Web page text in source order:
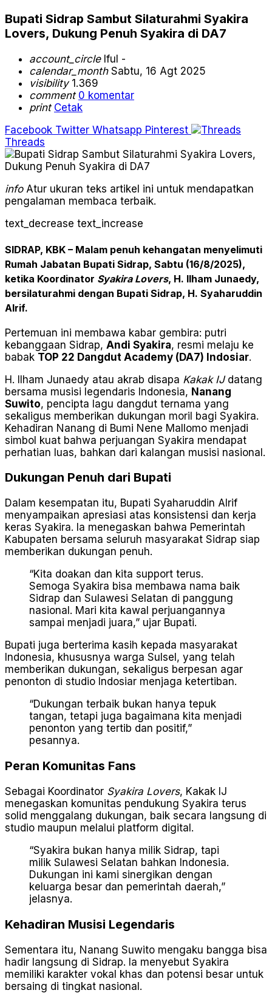
Bupati Sidrap Sambut Silaturahmi Syakira
Lovers, Dukung Penuh Syakira di DA7
account_circleIful -
calendar_monthSabtu, 16 Agt 2025
visibility1.369
comment 0 komentar
print Cetak
Facebook Twitter Whatsapp Pinterest
Threads
infoAtur ukuran teks artikel ini untuk mendapatkan
pengalaman membaca terbaik.
text_decrease text_increase
SIDRAP, KBK – Malam penuh kehangatan menyelimuti
Rumah Jabatan Bupati Sidrap, Sabtu (16/8/2025),
ketika Koordinator Syakira Lovers, H. Ilham Junaedy,
bersilaturahmi dengan Bupati Sidrap, H. Syaharuddin
Alrif.
Pertemuan ini membawa kabar gembira: putri
kebanggaan Sidrap, Andi Syakira, resmi melaju ke
babak TOP 22 Dangdut Academy (DA7) Indosiar.
H. Ilham Junaedy atau akrab disapa Kakak IJdatang
bersama musisi legendaris Indonesia, Nanang
Suwito, pencipta lagu dangdut ternama yang
sekaligus memberikan dukungan moril bagi Syakira.
Kehadiran Nanang di Bumi Nene Mallomo menjadi
simbol kuat bahwa perjuangan Syakira mendapat
perhatian luas, bahkan dari kalangan musisi nasional.
Dukungan Penuh dari Bupati
Dalam kesempatan itu, Bupati Syaharuddin Alrif
menyampaikan apresiasi atas konsistensi dan kerja
keras Syakira. Ia menegaskan bahwa Pemerintah
Kabupaten bersama seluruh masyarakat Sidrap siap
memberikan dukungan penuh.
“Kita doakan dan kita support terus.
Semoga Syakira bisa membawa nama baik
Sidrap dan Sulawesi Selatan di panggung
nasional. Mari kita kawal perjuangannya
sampai menjadi juara,” ujar Bupati.
Bupati juga berterima kasih kepada masyarakat
Indonesia, khususnya warga Sulsel, yang telah
memberikan dukungan, sekaligus berpesan agar
penonton di studio Indosiar menjaga ketertiban.
“Dukungan terbaik bukan hanya tepuk
tangan, tetapi juga bagaimana kita menjadi
penonton yang tertib dan positif,”
pesannya.
Peran Komunitas Fans
Sebagai Koordinator Syakira Lovers, Kakak IJ
menegaskan komunitas pendukung Syakira terus
solid menggalang dukungan, baik secara langsung di
studio maupun melalui platform digital.
“Syakira bukan hanya milik Sidrap, tapi
milik Sulawesi Selatan bahkan Indonesia.
Dukungan ini kami sinergikan dengan
keluarga besar dan pemerintah daerah,”
jelasnya.
Kehadiran Musisi Legendaris
Sementara itu, Nanang Suwito mengaku bangga bisa
hadir langsung di Sidrap. Ia menyebut Syakira
memiliki karakter vokal khas dan potensi besar untuk
bersaing di tingkat nasional.